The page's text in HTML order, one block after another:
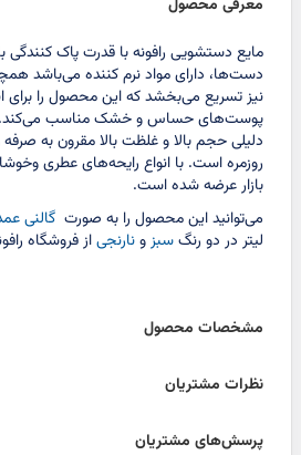
معرفی محصول
مایع دستشویی رافونه با قدرت پاک کنندگی
دست‌ها، دارای مواد نرم کننده می‌باشد
نیز تسریع می‌بخشد که این محصول را برای
پوست‌های حساس و خشک مناسب می‌کند.
دلیلی حجم بالا و غلظت بالا مقرون به
روزمره است. با انواع رایحه‌های عطری
بازار عرضه شده است.
می‌توانید این محصول را به صورت گالنی
لیتر در دو رنگسبزونارنجیاز فروشگاه
مشخصات محصول
نظرات مشتریان
پرسش‌های مشتریان